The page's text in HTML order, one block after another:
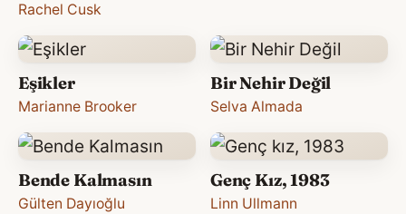
Rachel Cusk
Eşikler
Marianne Brooker
Bir Nehir Değil
Selva Almada
Bende Kalmasın
Gülten Dayıoğlu
Genç Kız, 1983
Linn Ullmann